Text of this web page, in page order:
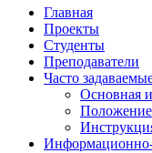
Главная
Проекты
Студенты
Преподаватели
Часто
Основная
Информационно-